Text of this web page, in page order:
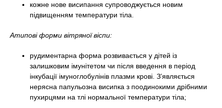
кожне нове висипання супроводжується новим
підвищенням температури тіла.
Атипові форми вітряної віспи:
рудиментарна форма розвивається у дітей із
залишковим імунітетом чи після введення в період
інкубації імуноглобулінів плазми крові. З’являється
нерясна папульозна висипка з поодинокими дрібними
пухирцями на тлі нормальної температури тіла;